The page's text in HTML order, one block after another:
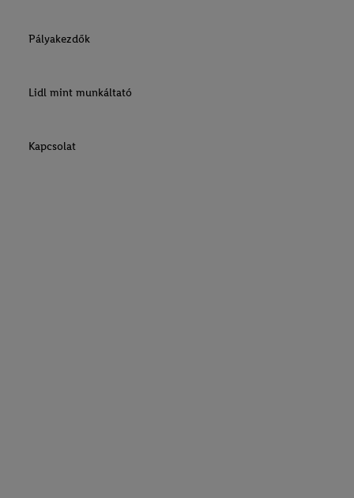
Pályakezdők
Lidl mint munkáltató
Kapcsolat